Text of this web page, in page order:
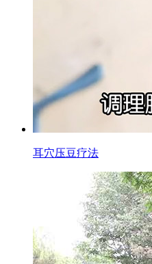
耳穴压豆疗法